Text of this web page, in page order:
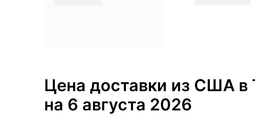
Цена доставки из США в
на 6 августа 2026